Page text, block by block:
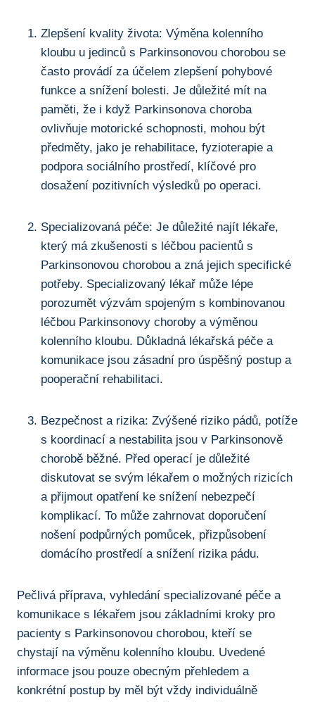
Zlepšení kvality života: Výměna kolenního
kloubu⁣ u jedinců s Parkinsonovou chorobou se
často provádí za účelem zlepšení pohybové
funkce a snížení bolesti. Je důležité mít na
paměti, že i když Parkinsonova choroba
ovlivňuje motorické schopnosti, mohou být
předměty, jako je rehabilitace, ⁣fyzioterapie ‌a
podpora⁢ sociálního prostředí, klíčové pro
dosažení pozitivních výsledků po operaci.
Specializovaná ‍péče: Je důležité⁤ najít lékaře,
který‍ má zkušenosti ​s léčbou pacientů s
Parkinsonovou chorobou a zná jejich specifické
potřeby. Specializovaný lékař může lépe
porozumět výzvám spojeným s kombinovanou
léčbou Parkinsonovy choroby a výměnou
kolenního ‍kloubu. ‍Důkladná lékařská péče‌ a
komunikace jsou zásadní pro úspěšný postup a
pooperační rehabilitaci.
Bezpečnost a rizika: Zvýšené riziko pádů, ⁤potíže
s koordinací a nestabilita ‍jsou v Parkinsonově
chorobě běžné. Před⁤ operací je důležité
diskutovat se svým‍ lékařem o možných rizicích⁤
a přijmout opatření ke snížení nebezpečí
komplikací. To může zahrnovat doporučení
nošení podpůrných pomůcek, přizpůsobení
domácího prostředí a snížení rizika pádu.
Pečlivá příprava, vyhledání specializované péče a
komunikace s lékařem jsou ‍základními⁢ kroky pro
‍pacienty s Parkinsonovou chorobou, kteří se
chystají na výměnu kolenního kloubu. Uvedené
informace jsou pouze ⁢obecným přehledem a
konkrétní postup by měl být vždy individuálně